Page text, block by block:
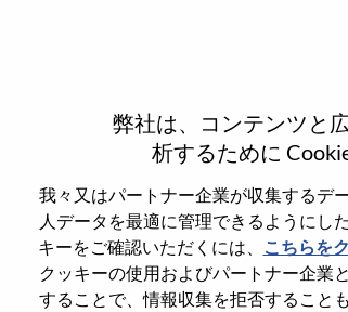
弊社は、コンテンツと
析するために
我々又はパートナー企業が収集するデ
人データを最適に管理できるようにし
キーをご確認いただくには、
こちらを
クッキーの使用およびパートナー企業
することで、情報収集を拒否すること
address associated with your
リセットするためにリンク
トください